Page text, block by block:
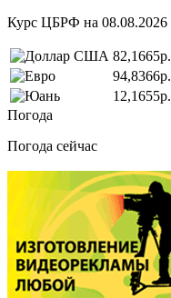
Курс ЦБРФ на 08.08.2026
82,1665р.
94,8366р.
12,1655р.
Погода
Погода сейчас